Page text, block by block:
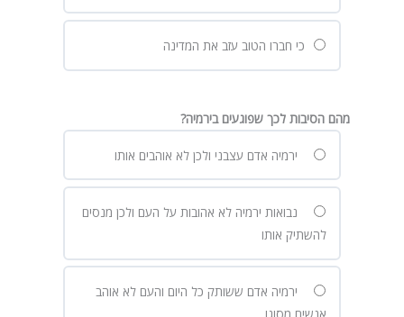
כי חברו הטוב עזב את המדינה
מהם הסיבות לכך שפוגעים בירמיה?
ירמיה אדם עצבני ולכן לא אוהבים אותו
נבואות ירמיה לא אהובות על העם ולכן מנסים
להשתיק אותו
ירמיה אדם ששותק כל היום והעם לא אוהב